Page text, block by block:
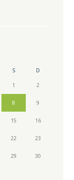
S D
1 2
8 9
15 16
22 23
29 30